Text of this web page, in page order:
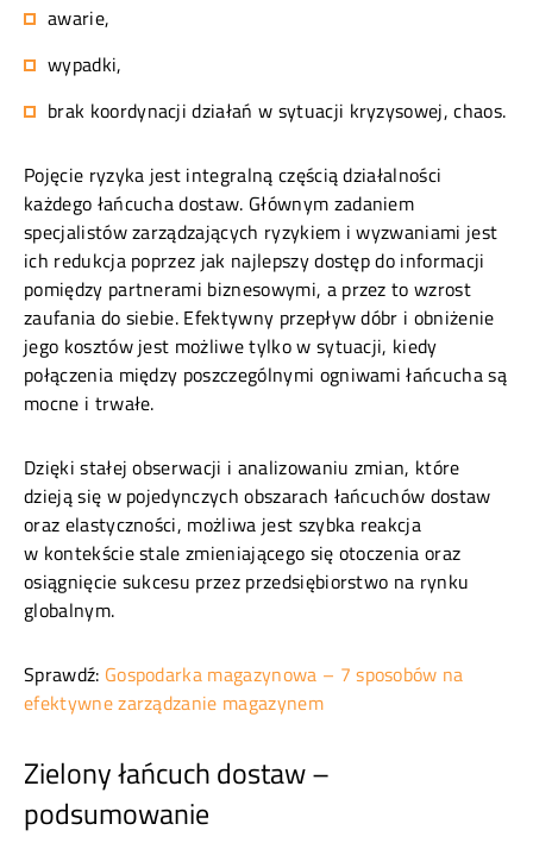
awarie,
wypadki,
brak koordynacji działań w sytuacji kryzysowej, chaos.
Pojęcie ryzyka jest integralną częścią działalności
każdego łańcucha dostaw. Głównym zadaniem
specjalistów zarządzających ryzykiem i wyzwaniami jest
ich redukcja poprzez jak najlepszy dostęp do informacji
pomiędzy partnerami biznesowymi, a przez to wzrost
zaufania do siebie. Efektywny przepływ dóbr i obniżenie
jego kosztów jest możliwe tylko w sytuacji, kiedy
połączenia między poszczególnymi ogniwami łańcucha są
mocne i trwałe.
Dzięki stałej obserwacji i analizowaniu zmian, które
dzieją się w pojedynczych obszarach łańcuchów dostaw
oraz elastyczności, możliwa jest szybka reakcja
w kontekście stale zmieniającego się otoczenia oraz
osiągnięcie sukcesu przez przedsiębiorstwo na rynku
globalnym.
Sprawdź: Gospodarka magazynowa – 7 sposobów na
efektywne zarządzanie magazynem
Zielony łańcuch dostaw –
podsumowanie